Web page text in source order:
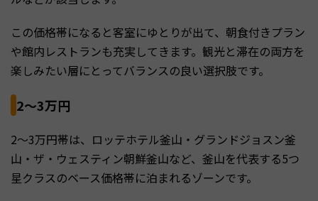
この価格帯になると客室にゆとりが出て、朝食付きプラン
や館内レストランも充実してきます。観光と滞在の両方を
楽しみたい層にとってバランスの良い選択肢です。
2〜3万円
2〜3万円帯は、ロッテホテル釜山・グランドジョスン釜
山・ザ・ウェスティン朝鮮釜山など、釜山を代表する5つ
星クラスのベース価格帯に泊まれるゾーンです。